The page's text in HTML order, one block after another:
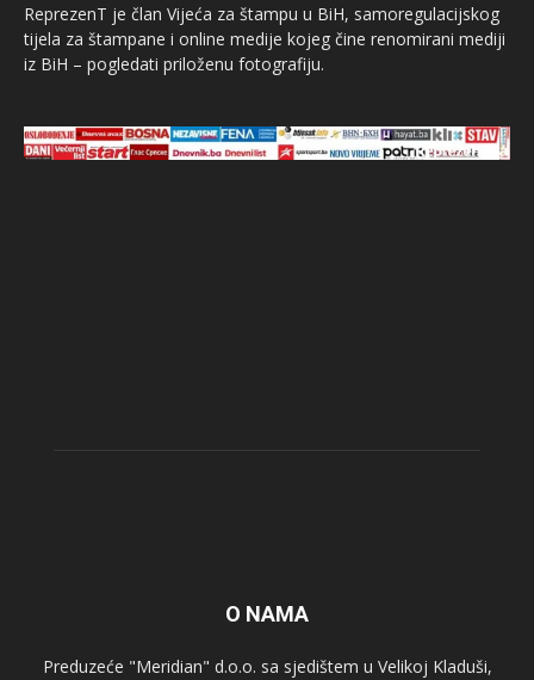
ReprezenT je član Vijeća za štampu u BiH, samoregulacijskog
tijela za štampane i online medije kojeg čine renomirani mediji
iz BiH – pogledati priloženu fotografiju.
O NAMA
Preduzeće "Meridian" d.o.o. sa sjedištem u Velikoj Kladuši,